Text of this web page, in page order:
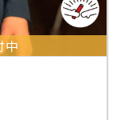
中